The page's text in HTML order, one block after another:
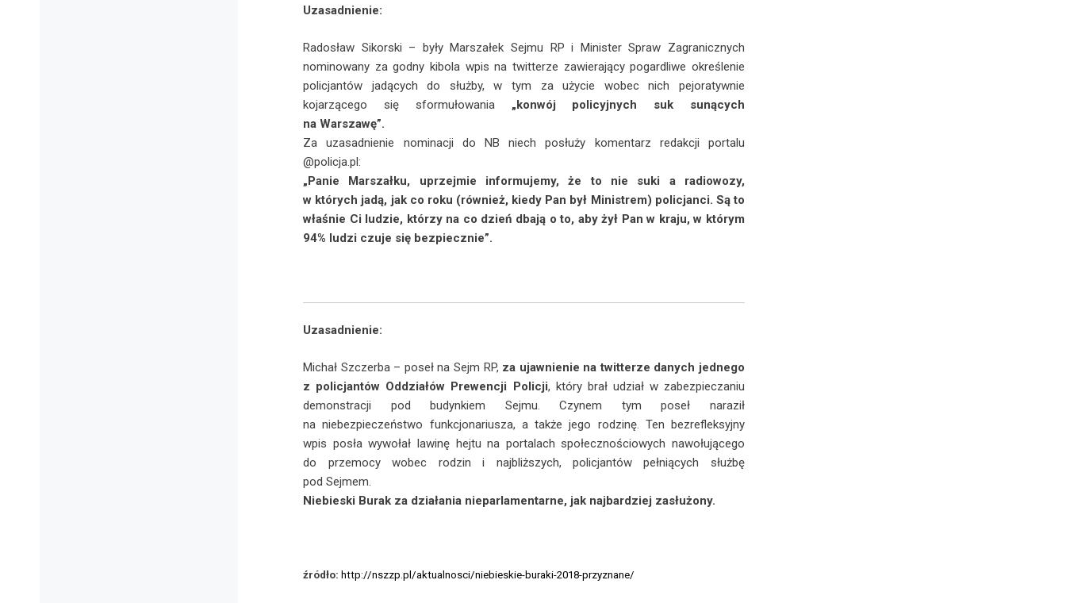
Uzasadnienie:
Radosław Sikorski – były Marszałek Sejmu RP i Minister Spraw Zagranicznych
nominowany za godny kibola wpis na twitterze zawierający pogardliwe określenie
policjantów jadących do służby, w tym za użycie wobec nich pejoratywnie
kojarzącego się sformułowania „konwój policyjnych suk sunących
na Warszawę”.
Za uzasadnienie nominacji do NB niech posłuży komentarz redakcji portalu
@policja.pl:
„Panie Marszałku, uprzejmie informujemy, że to nie suki a radiowozy,
w których jadą, jak co roku (również, kiedy Pan był Ministrem) policjanci. Są to
właśnie Ci ludzie, którzy na co dzień dbają o to, aby żył Pan w kraju, w którym
94% ludzi czuje się bezpiecznie”.
Uzasadnienie:
Michał Szczerba – poseł na Sejm RP, za ujawnienie na twitterze danych jednego
z policjantów Oddziałów Prewencji Policji, który brał udział w zabezpieczaniu
demonstracji pod budynkiem Sejmu. Czynem tym poseł naraził
na niebezpieczeństwo funkcjonariusza, a także jego rodzinę. Ten bezrefleksyjny
wpis posła wywołał lawinę hejtu na portalach społecznościowych nawołującego
do przemocy wobec rodzin i najbliższych, policjantów pełniących służbę
pod Sejmem.
Niebieski Burak za działania nieparlamentarne, jak najbardziej zasłużony.
źródło: http://nszzp.pl/aktualnosci/niebieskie-buraki-2018-przyznane/